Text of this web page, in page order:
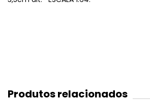
Produtos relacionados